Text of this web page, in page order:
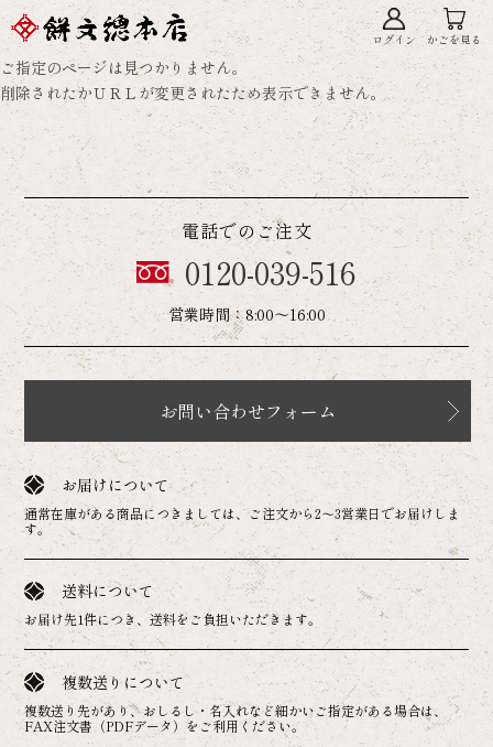
ログイン かごを見る
ご指定のページは見つかりません。
削除されたかＵＲＬが変更されたため表示できません。
電話でのご注文
0120-039-516
営業時間：8:00～16:00
お問い合わせフォーム
お届けについて
通常在庫がある商品につきましては、ご注文から2～3営業日でお届けしま
す。
送料について
お届け先1件につき、送料をご負担いただきます。
複数送りについて
複数送り先があり、おしるし・名入れなど細かいご指定がある場合は、
FAX注文書（PDFデータ）をご利用ください。